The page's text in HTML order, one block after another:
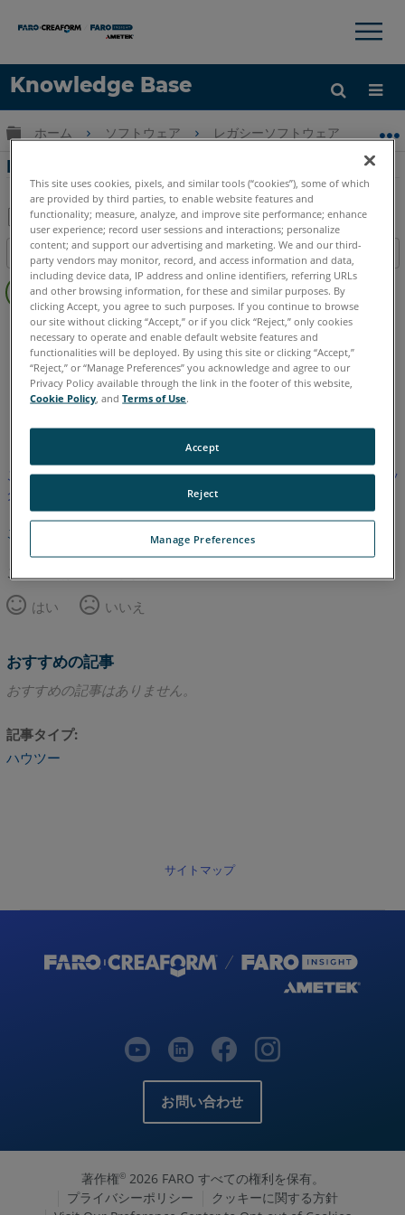
Knowledge Base
言語
×
グローバル階層を展開/折りたたむ
ホーム ソフトウェア レガシーソフトウェア レ
Fire ZoneとInsurance Zoneのヒントシート
PDF
と
し
て
目次
ッ
FARO CAD Zone Fire & Insurance
英語
この記事は翻訳されていません。英語版を見るにはここをクリッ
クしてください。
このページのトップへ
この記事は役に立ちましたか？
はい
いいえ
おすすめの記事
おすすめの記事はありません。
記事タイプ
ハウツー
サイトマップ
お問い合わせ
著作権©2026 FARO すべての権利を保有。
プライバシーポリシー
クッキーに関する方針
This site uses cookies, pixels, and similar tools (“cookies”), some of which
are provided by third parties, to enable website features and
functionality; measure, analyze, and improve site performance; enhance
user experience; record user sessions and interactions; personalize
content; and support our advertising and marketing. We and our third-
party vendors may monitor, record, and access information and data,
including device data, IP address and online identifiers, referring URLs
and other browsing information, for these and similar purposes. By
clicking Accept, you agree to such purposes. If you continue to browse
our site without clicking “Accept,” or if you click “Reject,” only cookies
necessary to operate and enable default website features and
functionalities will be deployed. By using this site or clicking “Accept,”
“Reject,” or “Manage Preferences” you acknowledge and agree to our
Privacy Policy available through the link in the footer of this website,
Cookie Policy , andTerms of Use.
Manage Preferences
Reject
Accept